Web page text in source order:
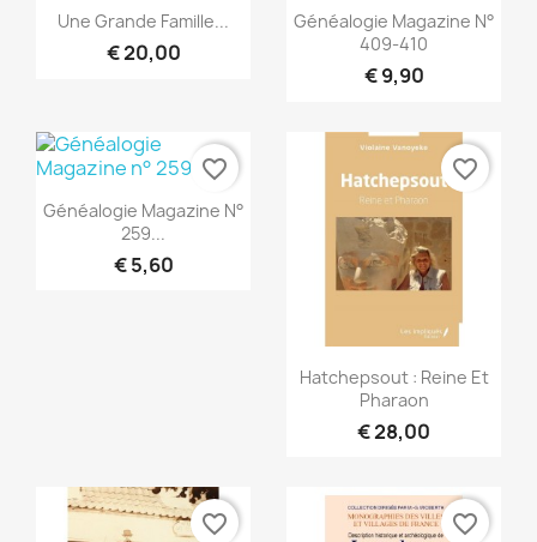
Snel bekijken
Une Grande Famille...
€ 20,00
Snel bekijken
Généalogie Magazine N°
409-410
€ 9,90
Snel bekijken
Généalogie Magazine N°
259...
€ 5,60
favorite_border
Snel bekijken
Hatchepsout : Reine Et
Pharaon
€ 28,00
favorite_border
favorite_border favorite_border